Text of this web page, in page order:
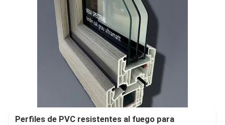
Perfiles de PVC resistentes al fuego para